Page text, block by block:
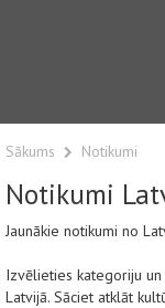
Sākums Notikumi
Notikumi
Jaunākie notikumi no
Izvēlieties kategoriju
Latvijā. Sāciet atklāt